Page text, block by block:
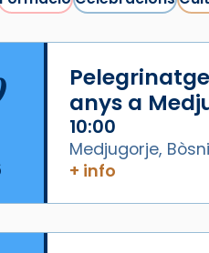
anys a
10:00
Medjugorje,
+ info